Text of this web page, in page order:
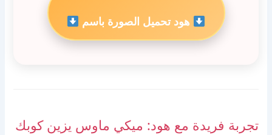
هود تحميل الصورة باسم
تجربة فريدة مع هود: ميكي ماوس يزين كوبك